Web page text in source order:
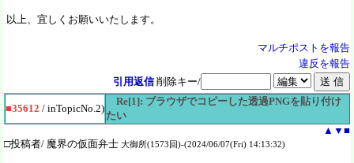
以上、宜しくお願いいたします。
マルチポストを報告
違反を報告
引用返信 削除キー/
■35612 / inTopicNo.2)
Re[1]: ブラウザでコピーした透過PNGを貼り付け
たい
▲ ▼ ■
□投稿者/ 魔界の仮面弁士 大御所(1573回)-(2024/06/07(Fri) 14:13:32)